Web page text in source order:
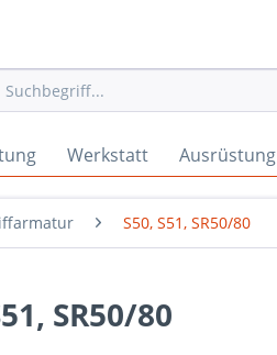
Werkstatt Ausrüstung
S50, S51, SR50/80
SR50/80